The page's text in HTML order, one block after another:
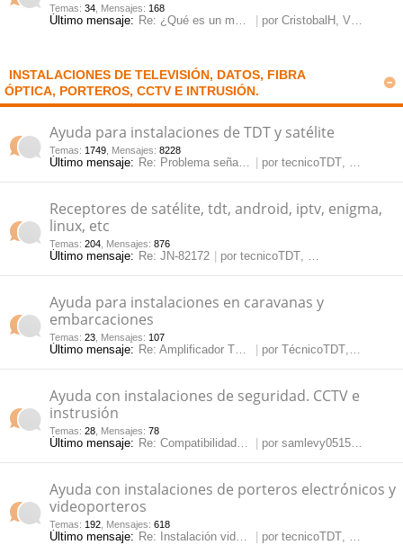
do
o
s
se
Temas: 34 Mensajes: 168
Último mensaje: Re: ¿Qué es un modulador y pa… por CristobalH , Vie May 23, 2025 2:20 pm
INSTALACIONES DE TELEVISIÓN, DATOS, FIBRA
ÓPTICA, PORTEROS, CCTV E INTRUSIÓN.
Ayuda para instalaciones de TDT y satélite
Temas: 1749 Mensajes: 8228
Último mensaje: Re: Problema señal satélite por tecnicoTDT, Lun Jun 08, 2026 10:59 am
Receptores de satélite, tdt, android, iptv, enigma,
linux, etc
Temas: 204 Mensajes: 876
Último mensaje: Re: JN-82172 por tecnicoTDT, Vie May 15, 2026 12:09 pm
Ayuda para instalaciones en caravanas y
embarcaciones
Temas: 23 Mensajes: 107
Último mensaje: Re: Amplificador TDT para car… por TécnicoTDT, Jue Mar 14, 2024 3:35 pm
Ayuda con instalaciones de seguridad. CCTV e
instrusión
Temas: 28 Mensajes: 78
Último mensaje: Re: Compatibilidad NVR onvif … por samlevy0515, Jue
Ayuda con instalaciones de porteros electrónicos y
videoporteros
Temas: 192 Mensajes: 618
Último mensaje: Re: Instalación videoportero … por tecnicoTDT, Mar Jul 28, 2026 10:54 am